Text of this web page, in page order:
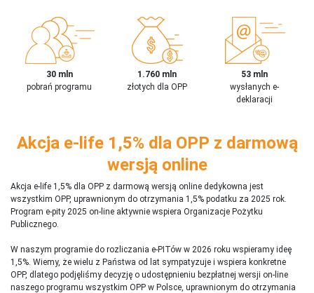
30 mln
pobrań programu
1.760 mln
złotych dla OPP
53 mln
wysłanych e-
deklaracji
Akcja e-life 1,5% dla OPP z darmową
wersją online
Akcja e-life 1,5% dla OPP z darmową wersją online dedykowna jest
wszystkim OPP, uprawnionym do otrzymania 1,5% podatku za 2025 rok.
Program e-pity 2025 on-line aktywnie wspiera Organizacje Pożytku
Publicznego.
W naszym programie do rozliczania e-PITów w 2026 roku wspieramy ideę
1,5%. Wiemy, że wielu z Państwa od lat sympatyzuje i wspiera konkretne
OPP, dlatego podjęliśmy decyzję o udostępnieniu bezpłatnej wersji on-line
naszego programu wszystkim OPP w Polsce, uprawnionym do otrzymania